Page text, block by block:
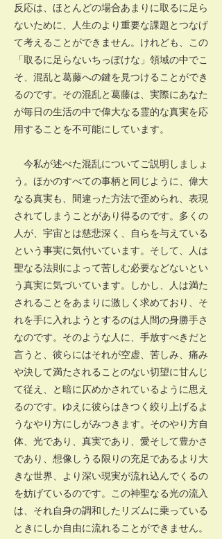
反応は、ほとんどの場合あまりに取るに足ら
ないために、人生のより重要な課題とつなげ
て考えることができません。けれども、この
「取るに足らないちっぽけな」領域の中でこ
そ、混乱と葛藤への鍵を見つけることができ
るのです。その混乱と葛藤は、実際にあなた
が毎日の生活の中で偉大なる霊的な真実を応
用することを不可能にしています。
今私が述べた混乱についてご説明しましょ
う。ほかのすべての事柄と同じように、偉大
なる真実も、間違った方法で歪められ、表現
されてしまうことがあり得るのです。多くの
人が、宇宙とは慈悲深く、自らを与えている
という事実に気付いています。そして、人は
聖なる法則によって苦しむ必要などないとい
う真実に気づいています。しかし、人は満た
されることをあまりに激しく求めており、そ
れを手に入れようとするのは人間の身勝手さ
なのです。そのような人に、手放すべきだと
言うと、彼らにはそれが空虚、苦しみ、痛み
や決して満たされることのない切望に甘んじ
て従え、と暗に仄めかされているように思え
るのです。ゆえに彼らはきつく絞り上げるよ
うなやり方にしがみつきます。そのやり方自
体、光であり、真実であり、愛そして豊かさ
であり、想像しうる限りの充足であるより大
きな世界、より深い現実が流れ込んでくるの
を妨げているのです。この神聖なる光の流入
は、それ自身の調和したリズムに乗っている
ときにしか自由に流れることができません。